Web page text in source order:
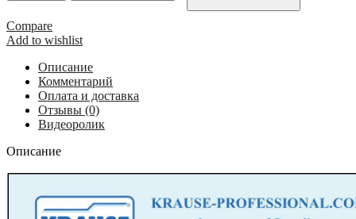
8
ступеней,
ширина
800
мм,
угол
наклона
45°
KRAUSE
822574
Compare
Add to wishlist
Описание
Комментарий
Оплата и доставка
Отзывы (0)
Видеоролик
Описание